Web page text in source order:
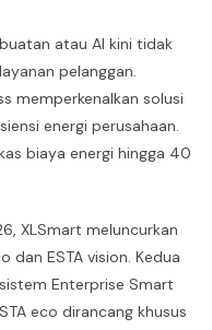
atau AI kini tidak
pelanggan.
memperkenalkan solusi
energi perusahaan.
biaya energi hingga 40
XLSmart meluncurkan
dan ESTA vision. Kedua
Enterprise Smart
eco dirancang khusus